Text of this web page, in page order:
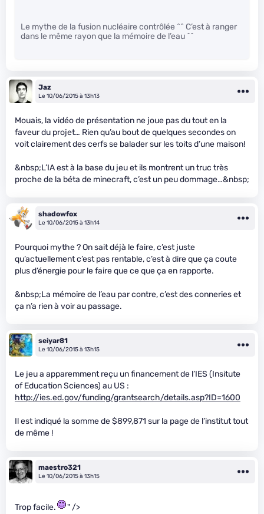
Le mythe de la fusion nucléaire contrôlée ^^ C’est à ranger
dans le même rayon que la mémoire de l’eau ^^
Jaz
Le 10/06/2015 à 13h13
Mouais, la vidéo de présentation ne joue pas du tout en la
faveur du projet… Rien qu’au bout de quelques secondes on
voit clairement des cerfs se balader sur les toits d’une maison!
&nbsp;L’IA est à la base du jeu et ils montrent un truc très
proche de la béta de minecraft, c’est un peu dommage…&nbsp;
shadowfox
Le 10/06/2015 à 13h14
Pourquoi mythe ? On sait déjà le faire, c’est juste
qu’actuellement c’est pas rentable, c’est à dire que ça coute
plus d’énergie pour le faire que ce que ça en rapporte.
&nbsp;La mémoire de l’eau par contre, c’est des conneries et
ça n’a rien à voir au passage.
seiyar81
Le 10/06/2015 à 13h15
Le jeu a apparemment reçu un financement de l’IES (Insitute
of Education Sciences) au US :
http://ies.ed.gov/funding/grantsearch/details.asp?ID=1600
Il est indiqué la somme de $899,871 sur la page de l’institut tout
de même !
maestro321
Le 10/06/2015 à 13h15
Trop facile. " />